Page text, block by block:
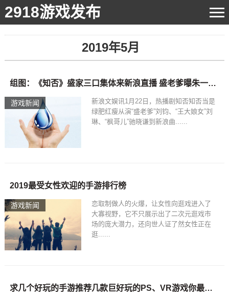
2918游戏发布
2019年5月
游戏新闻
组图：《知否》盛家三口集体来新浪直播 盛老爹曝朱一龙玩手游厉害_高清图集_新浪网2019-05-15手游排行
新浪文娱讯1月22日，热播剧知否知否当是
绿肥红瘦从演“盛老爹”刘钧、“王大娘女”刘
琳、“枫哥儿”驰晓谦到新浪曲......
游戏新闻
2019最受女性欢迎的手游排行榜
恋取制做人的火爆，让女性向逛戏进入了
大寡视野，它不只展示出了二次元逛戏市
场的庞大潜力，还向世人证了然女性正在
逛......
求几个好玩的手游推荐几款巨好玩的PS、VR游戏你最喜欢哪一款